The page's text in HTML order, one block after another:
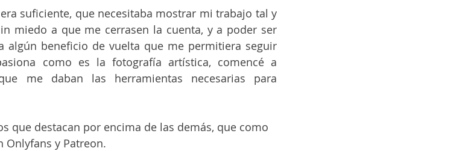
suficiente, que necesitaba mostrar mi trabajo tal y
miedo a que me cerrasen la cuenta, y a poder ser
algún beneficio de vuelta que me permitiera seguir
como es la fotografía artística, comencé a
me daban las herramientas necesarias para
que destacan por encima de las demás, que como
Onlyfans y Patreon.